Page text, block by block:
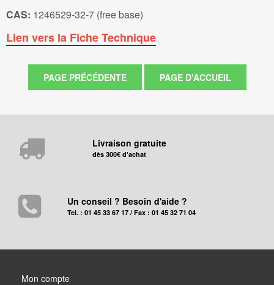
CAS: 1246529-32-7 (free base)
Lien vers la Fiche Technique
Livraison gratuite
dès 300€ d'achat
Un conseil ? Besoin d'aide ?
Tel. : 01 45 33 67 17 / Fax : 01 45 32 71 04
Mon compte